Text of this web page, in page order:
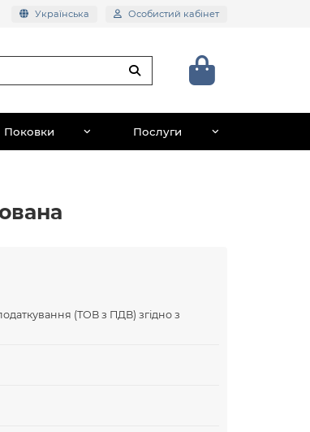
Українська Особистий кабінет
Поковки Послуги
(ТОВ з ПДВ) згідно з